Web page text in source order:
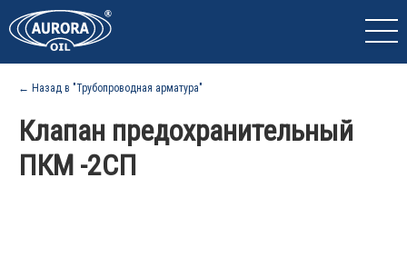
← Назад в "Трубопроводная арматура"
Клапан предохранительный
ПКМ -2СП